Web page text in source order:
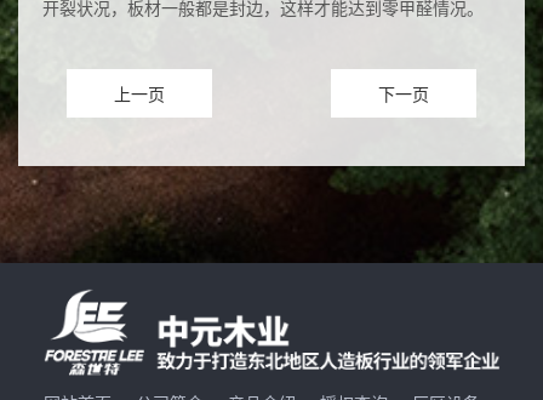
开裂状况，板材一般都是封边，这样才能达到零甲醛情况。
上一页 下一页